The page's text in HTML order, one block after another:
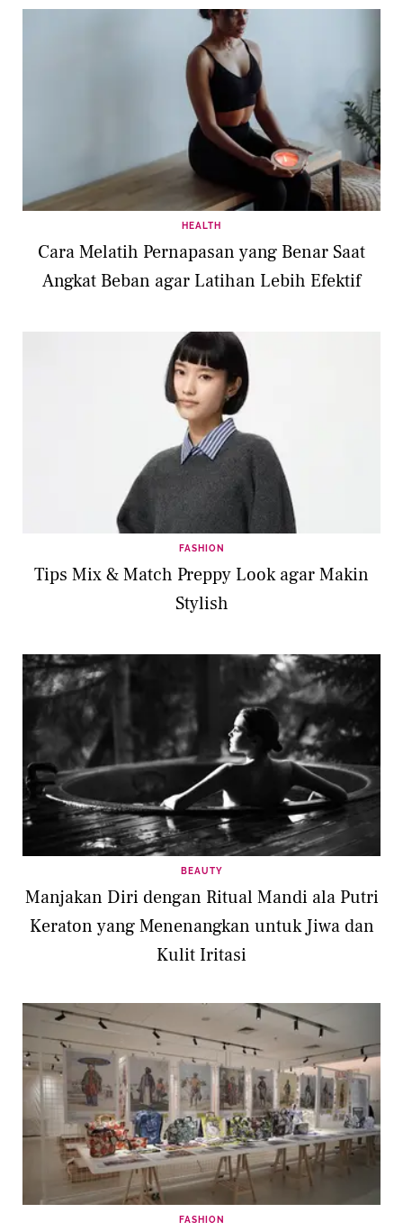
HEALTH
Cara Melatih Pernapasan yang Benar Saat
Angkat Beban agar Latihan Lebih Efektif
FASHION
Tips Mix & Match Preppy Look agar Makin
Stylish
BEAUTY
Manjakan Diri dengan Ritual Mandi ala Putri
Keraton yang Menenangkan untuk Jiwa dan
Kulit Iritasi
FASHION